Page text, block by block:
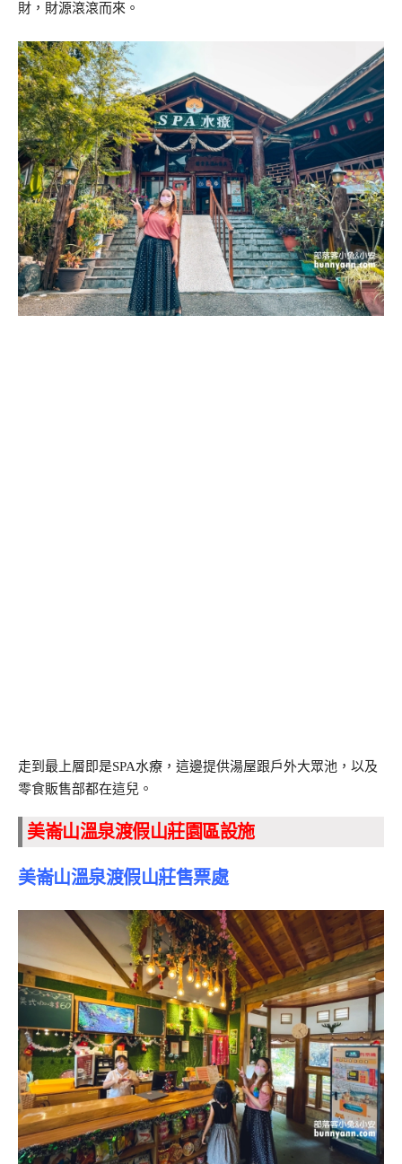
財，財源滾滾而來。
走到最上層即是SPA水療，這邊提供湯屋跟戶外大眾池，以及
零食販售部都在這兒。
美崙山溫泉渡假山莊園區設施
美崙山溫泉渡假山莊售票處